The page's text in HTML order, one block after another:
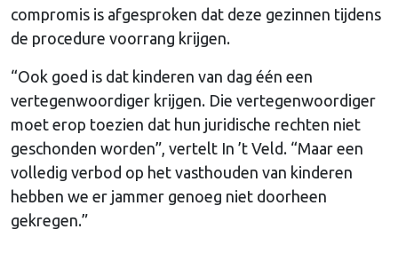
compromis is afgesproken dat deze gezinnen tijdens
de procedure voorrang krijgen.
“Ook goed is dat kinderen van dag één een
vertegenwoordiger krijgen. Die vertegenwoordiger
moet erop toezien dat hun juridische rechten niet
geschonden worden”, vertelt In ’t Veld. “Maar een
volledig verbod op het vasthouden van kinderen
hebben we er jammer genoeg niet doorheen
gekregen.”